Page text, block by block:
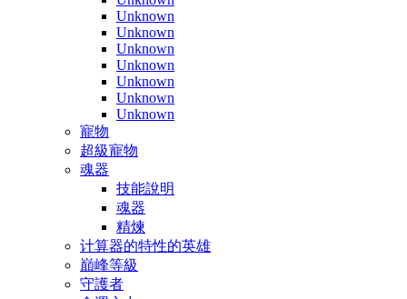
Unknown
Unknown
Unknown
Unknown
Unknown
Unknown
Unknown
寵物
超級寵物
魂器
技能說明
魂器
精煉
计算器的特性的英雄
巔峰等級
守護者